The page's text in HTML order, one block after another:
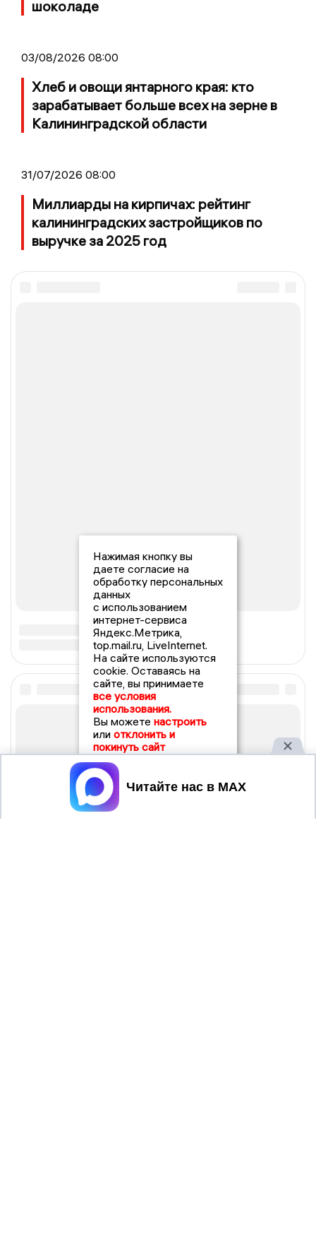
шоколаде
03/08/2026 08:00
Хлеб и овощи янтарного края: кто
зарабатывает больше всех на зерне в
Калининградской области
31/07/2026 08:00
Миллиарды на кирпичах: рейтинг
калининградских застройщиков по
выручке за 2025 год
Нажимая кнопку вы
даете согласие на
обработку персональных
данных
с использованием
интернет-сервиса
Яндекс.Метрика,
top.mail.ru, LiveInternet.
На сайте используются
cookie. Оставаясь на
сайте, вы принимаете
все условия
использования.
Вы можете настроить
или отклонить и
покинуть сайт
Принять